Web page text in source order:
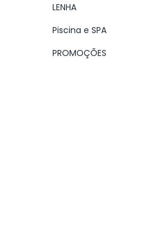
LENHA
Piscina e SPA
PROMOÇÕES